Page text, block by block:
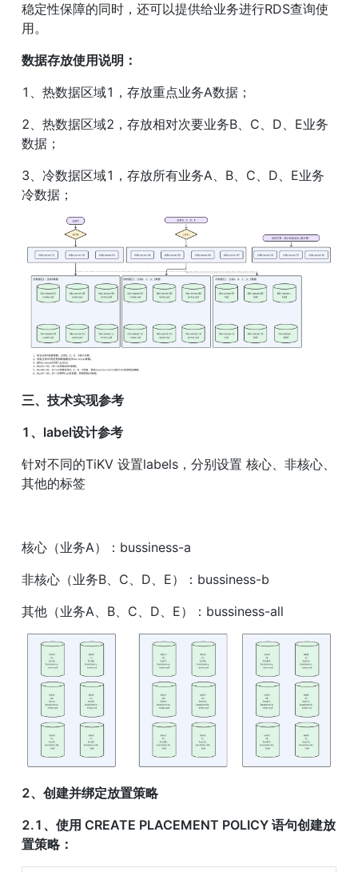
稳定性保障的同时，还可以提供给业务进行RDS查询使
用。
数据存放使用说明：
1、热数据区域1，存放重点业务A数据；
2、热数据区域2，存放相对次要业务B、C、D、E业务
数据；
3、冷数据区域1，存放所有业务A、B、C、D、E业务
冷数据；
三、技术实现参考
1、label设计参考
针对不同的TiKV 设置labels，分别设置 核心、非核心、
其他的标签
核心（业务A）：bussiness-a
非核心（业务B、C、D、E）：bussiness-b
其他（业务A、B、C、D、E）：bussiness-all
2、创建并绑定放置策略
2.1、使用 CREATE PLACEMENT POLICY 语句创建放
置策略：